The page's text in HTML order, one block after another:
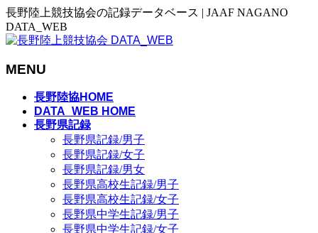
長野陸上競技協会の記録データベース | JAAF NAGANO
DATA_WEB
MENU
長野陸協HOME
DATA_WEB HOME
長野県記録
長野県記録/男子
長野県記録/女子
長野県記録/男女
長野県高校生記録/男子
長野県高校生記録/女子
長野県中学生記録/男子
長野県中学生記録/女子